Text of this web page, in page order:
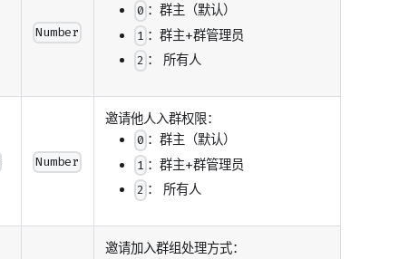
Number
0 ：群主（默认）
1 ：群主+群管理员
2 ： 所有人
Number
邀请他人入群权限：
0 ：群主（默认）
1 ：群主+群管理员
2 ： 所有人
邀请加入群组处理方式：